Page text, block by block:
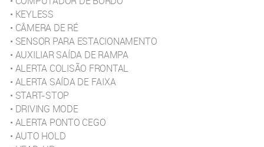
• KEYLESS
• CÂMERA DE RÉ
• SENSOR PARA ESTACIONAMENTO
• AUXILIAR SAÍDA DE RAMPA
• ALERTA COLISÃO FRONTAL
• ALERTA SAÍDA DE FAIXA
• START-STOP
• DRIVING MODE
• ALERTA PONTO CEGO
• AUTO HOLD